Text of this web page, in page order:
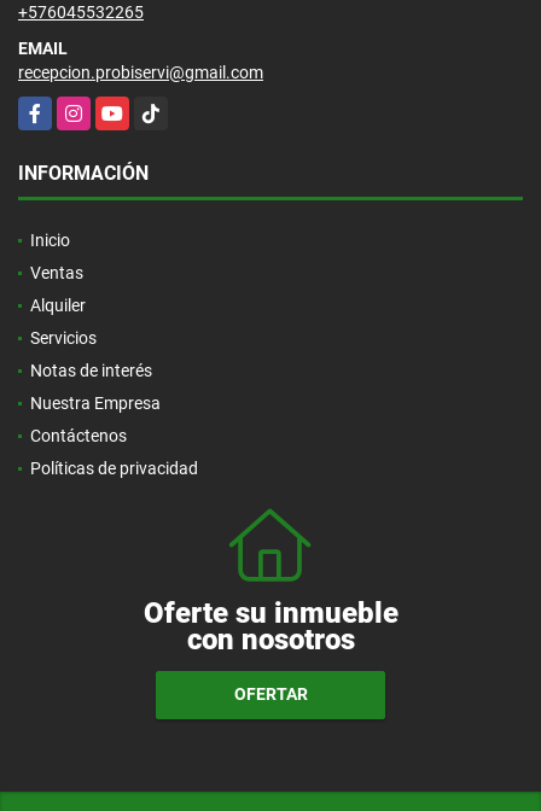
+576045532265
EMAIL
recepcion.probiservi@gmail.com
FacebookInstagramYouTubeTikTok
INFORMACIÓN
Inicio
Ventas
Alquiler
Servicios
Notas de interés
Nuestra Empresa
Contáctenos
Políticas de privacidad
Oferte su inmueble
con nosotros
OFERTAR